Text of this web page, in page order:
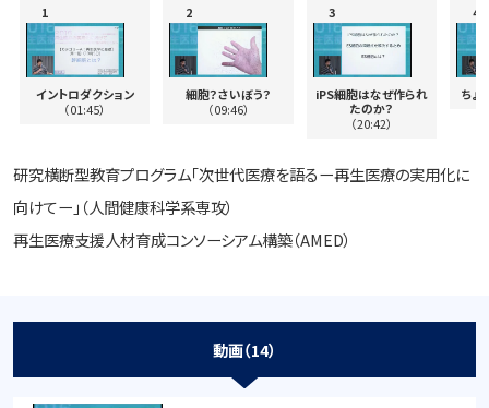
イントロダクション
（01:45）
細胞？さいぼう？
（09:46）
iPS細胞はなぜ作られ
たのか？
（20:42）
ちょ
研究横断型教育プログラム「次世代医療を語るー再生医療の実用化に
向けてー」（人間健康科学系専攻）
再生医療支援人材育成コンソーシアム構築（AMED）
動画（14）